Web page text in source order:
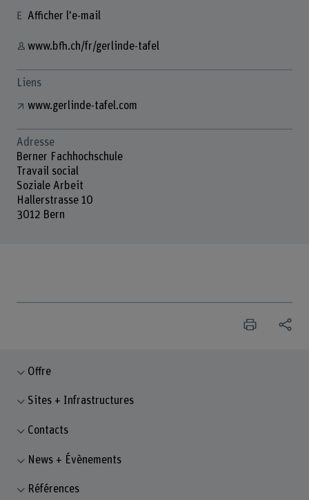
Afficher l'e-mail
www.bfh.ch/fr/gerlinde-tafel
Liens
www.gerlinde-tafel.com
Adresse
Berner Fachhochschule
Travail social
Soziale Arbeit
Hallerstrasse 10
3012 Bern
Offre
Sites + Infrastructures
Contacts
News + Évènements
Références